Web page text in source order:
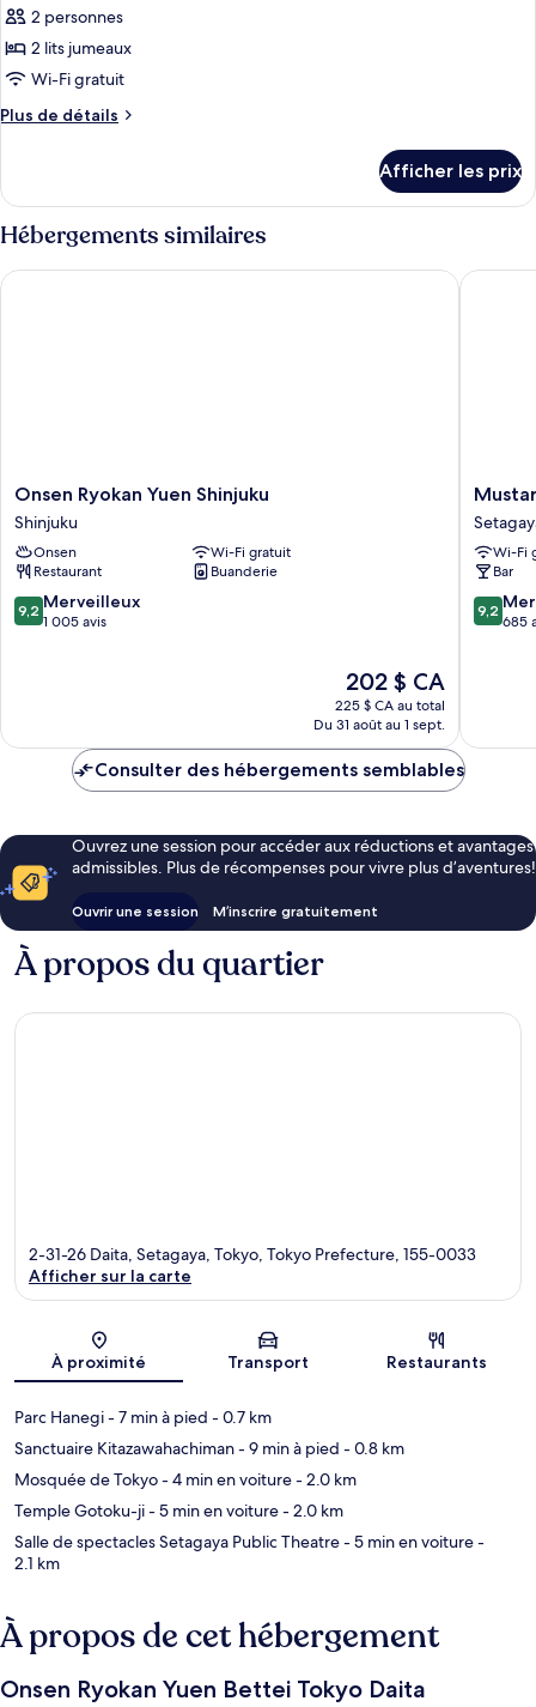
pour
ce
type
chambre :
lits
jumeaux
(Maisonette)
2 personnes
2 lits jumeaux
Wi-Fi gratuit
Plus de détails
Plus
Chambre
avec
lits
jumeaux
(Maisonette)
Afficher les prix
Hébergements similaires
Onsen
Ryokan
Yuen
Shinjuku
Shinjuku
Onsen Ryokan Yuen Shinjuku
Shinjuku
Onsen
Wi-Fi gratuit
Restaurant
Buanderie
9.2
sur
9,2 Merveilleux
1 005 avis
Le
prix
est
202 $ CA
202 $ CA
225 $ CA au total
Du 31 août au 1 sept.
Onsen Ryokan Yuen Shinjuku
Mustard
Hotel
Wi-Fi
Bar
9.2
sur
9,2
685
Consulter des hébergements semblables
Ouvrez une session pour accéder aux réductions et avantages
admissibles. Plus de récompenses pour vivre plus d’aventures!
Ouvrir une session M’inscrire gratuitement
À propos du quartier
Carte
2-31-26 Daita, Setagaya, Tokyo, Tokyo Prefecture, 155-0033
Afficher sur la carte
À proximité Transport Restaurants
Parc Hanegi- 7 min à pied - 0.7 km
Sanctuaire Kitazawahachiman- 9 min à pied - 0.8 km
Mosquée de Tokyo- 4 min en voiture- 2.0 km
Temple Gotoku-ji- 5 min en voiture- 2.0 km
Salle de spectacles Setagaya Public Theatre- 5 min en voiture-
2.1 km
À propos de cet hébergement
Onsen Ryokan Yuen Bettei Tokyo Daita